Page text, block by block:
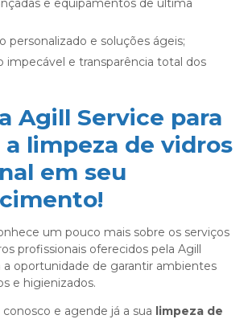
personalizado e soluções ágeis;
Agill Service para
limpeza de vidros
em seu
um pouco mais sobre os serviços
profissionais oferecidos pela Agill
a oportunidade de garantir ambientes
e higienizados.
e agende já a sua limpeza de